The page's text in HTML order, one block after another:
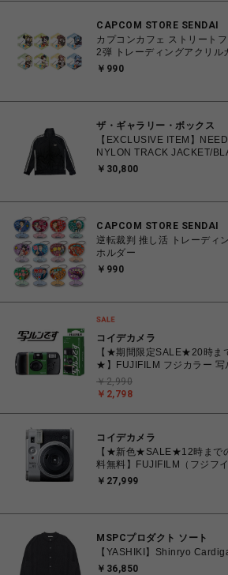
CAPCOM STORE SENDAI
カプコンカフェ ストリート
2弾 トレーディングアクリル
￥990
ザ・ギャラリー・ボックス
【EXCLUSIVE ITEM】
NYLON TRACK JACKET/
￥30,800
CAPCOM STORE SENDAI
逆転裁判 推し活 トレーディ
ホルダー
￥990
コイデカメラ
【★期間限定SALE★20時ま
★】FUJIFILM フジカラー 写
27枚撮り レンズ付きフィル
￥2,798
￥2,990
コイデカメラ
【★新色★SALE★12時まで
料無料】FUJIFILM（フジフ
INSTAX mini99 シルバー
￥27,999
MSPCプロダクト ソート
【YASHIKI】Shinryo
￥36,850